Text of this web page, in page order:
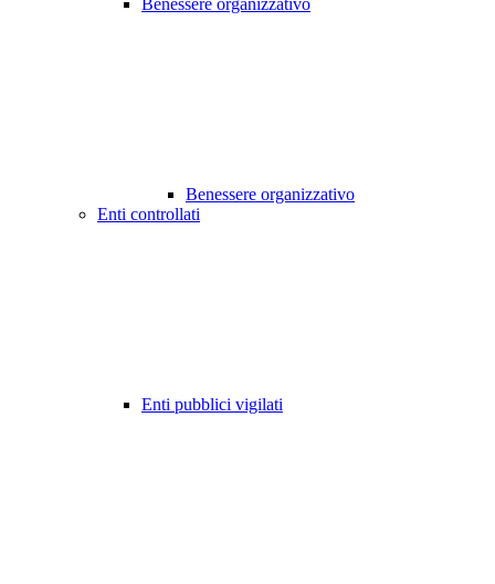
Benessere organizzativo
Benessere organizzativo
Enti controllati
Enti pubblici vigilati